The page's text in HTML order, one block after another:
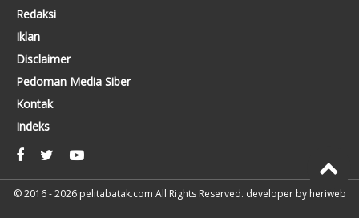
Redaksi
Iklan
Disclaimer
Pedoman Media Siber
Kontak
Indeks
© 2016 - 2026 pelitabatak.com All Rights Reserved. developer by heriweb